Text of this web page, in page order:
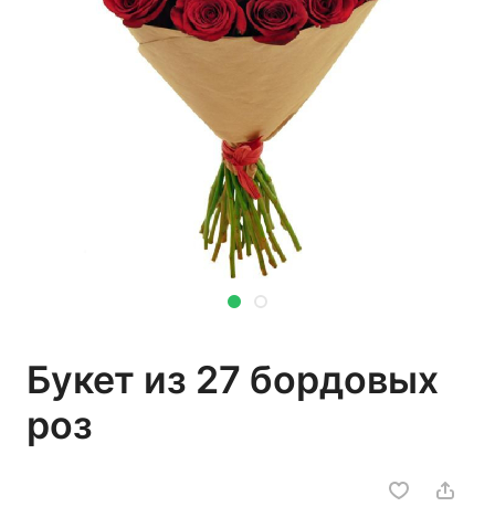
Букет из 27 бордовых
роз